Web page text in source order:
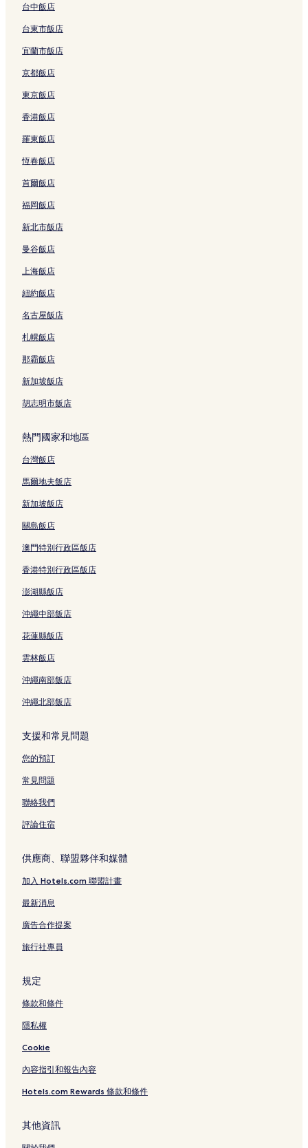
阪神百貨公司附近的飯店
堂島藥師堂附近的飯店
大阪天滿宮站附近的飯店
北新地站附近的飯店
Grand Front 大阪附近的飯店
產經微風演藝廳附近的飯店
大阪梅田站附近的飯店
大阪市立東洋陶瓷美術館附近的飯店
大阪站附近的飯店
曾根崎新地飯店
天神橋筋六丁目站附近的飯店
肥後橋站附近的飯店
大阪國立國際美術館附近的飯店
大阪生活居住博物館附近的飯店
京橋站附近的飯店
中崎町站附近的飯店
Hep Five 購物中心附近的飯店
南森町飯店
兒童書之森中之島附近的飯店
大阪飯店
新大阪站附近的飯店
都島站附近的飯店
心齋橋飯店
難波橋站附近的飯店
梅田空中庭園展望台附近的飯店
阪急梅田本店附近的飯店
藤田美術館附近的飯店
東梅田站附近的飯店
中之島飯店
北區的平價飯店
北區的設有游泳池的飯店
北區的設有健身中心的飯店
大阪的提供免費早餐的飯店
大阪的設有停車場的飯店
台中飯店
台東市飯店
宜蘭市飯店
京都飯店
東京飯店
香港飯店
羅東飯店
恆春飯店
首爾飯店
福岡飯店
新北市飯店
曼谷飯店
上海飯店
紐約飯店
名古屋飯店
札幌飯店
那霸飯店
新加坡飯店
胡志明市飯店
熱門國家和地區
台灣飯店
馬爾地夫飯店
新加坡飯店
關島飯店
澳門特別行政區飯店
香港特別行政區飯店
澎湖縣飯店
沖繩中部飯店
花蓮縣飯店
雲林飯店
沖繩南部飯店
沖繩北部飯店
支援和常見問題
您的預訂
常見問題
聯絡我們
評論住宿
供應商、聯盟夥伴和媒體
加入 Hotels.com 聯盟計畫
最新消息
廣告合作提案
旅行社專員
規定
條款和條件
隱私權
Cookie
內容指引和報告內容
Hotels.com Rewards 條款和條件
其他資訊